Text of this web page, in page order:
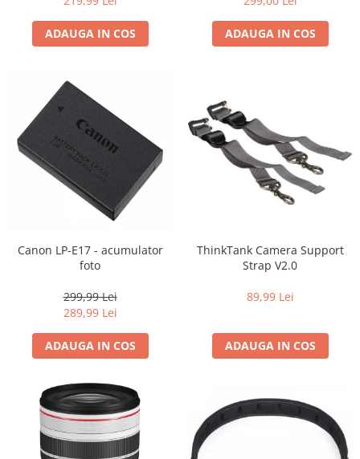
ADAUGA IN COS ADAUGA IN COS
Canon LP-E17 - acumulator
foto
299,99 Lei
289,99 Lei
ADAUGA IN COS
ThinkTank Camera Support
Strap V2.0
89,99 Lei
ADAUGA IN COS